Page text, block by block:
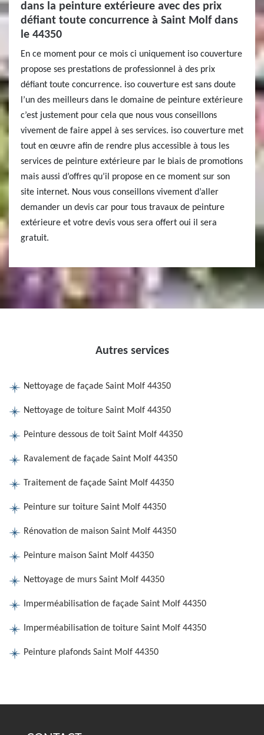
dans la peinture extérieure avec des prix
défiant toute concurrence à Saint Molf dans
le 44350
En ce moment pour ce mois ci uniquement iso couverture
propose ses prestations de professionnel à des prix
défiant toute concurrence. iso couverture est sans doute
l’un des meilleurs dans le domaine de peinture extérieure
c’est justement pour cela que nous vous conseillons
vivement de faire appel à ses services. iso couverture met
tout en œuvre afin de rendre plus accessible à tous les
services de peinture extérieure par le biais de promotions
mais aussi d’offres qu’il propose en ce moment sur son
site internet. Nous vous conseillons vivement d’aller
demander un devis car pour tous travaux de peinture
extérieure et votre devis vous sera offert oui il sera
gratuit.
Autres services
Nettoyage de façade Saint Molf 44350
Nettoyage de toiture Saint Molf 44350
Peinture dessous de toit Saint Molf 44350
Ravalement de façade Saint Molf 44350
Traitement de façade Saint Molf 44350
Peinture sur toiture Saint Molf 44350
Rénovation de maison Saint Molf 44350
Peinture maison Saint Molf 44350
Nettoyage de murs Saint Molf 44350
Imperméabilisation de façade Saint Molf 44350
Imperméabilisation de toiture Saint Molf 44350
Peinture plafonds Saint Molf 44350